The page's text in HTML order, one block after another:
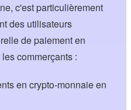
c'est particulièrement
des utilisateurs
de paiement en
commerçants :
en crypto-monnaie en